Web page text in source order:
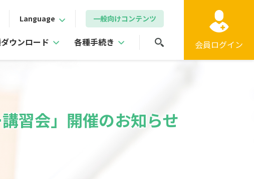
会員ログイン
ウンロード 各種手続き
一般向けコンテンツ
Language
習会」開催のお知らせ